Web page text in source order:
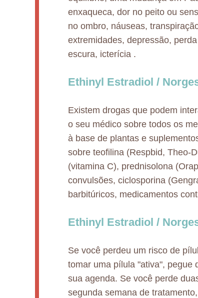
enxaqueca, dor no peito ou
no ombro, náuseas,
extremidades, depressão,
escura, icterícia .
Ethinyl Estradiol /
Existem drogas que podem
o seu médico sobre todos os
à base de plantas e
sobre teofilina (Respbid, Theo-
(vitamina C), prednisolona
convulsões, ciclosporina
barbitúricos, medicamentos
Ethinyl Estradiol /
Se você perdeu um risco de
tomar uma pílula "ativa", pegue
sua agenda. Se você perde
segunda semana de